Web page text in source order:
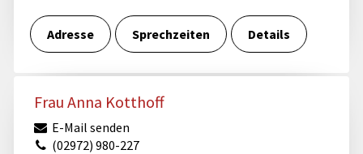
Adresse Sprechzeiten Details
Frau Anna Kotthoff
E-Mail senden
(02972) 980-227